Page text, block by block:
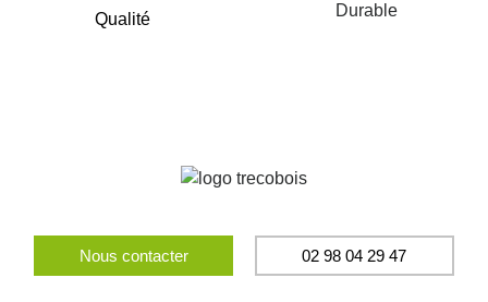
Qualité Durable
Nous contacter 02 98 04 29 47